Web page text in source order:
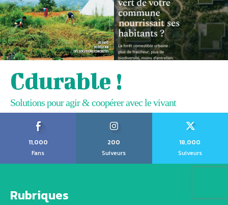
Cdurable !
Solutions pour agir & coopérer avec le vivant
11,000
Fans
200
Suiveurs
18,000
Suiveurs
Rubriques